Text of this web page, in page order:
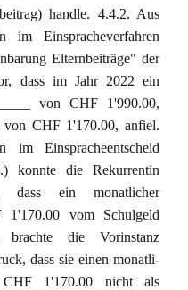
handle. 4.4.2. Aus
Einspracheverfahren
Elternbeiträge" der
dass im Jahr 2022 ein
von CHF 1'990.00,
von CHF 1'170.00, anfiel.
Einspracheentscheid
konnte die Rekurrentin
dass ein monatlicher
vom Schulgeld
brachte die Vorinstanz
dass sie einen monatli-
1'170.00 nicht als